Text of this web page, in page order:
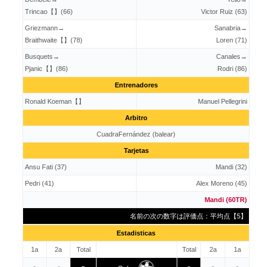
一発退
場
10人の相手に1点返されてしまう問題
Trincao【】(66)
Victor Ruiz (63)
Griezmann→
Braithwaite【】(78)
Sanabria→
Loren (71)
Busquets→
Pjanic【】(86)
Canales→
Rodri (86)
Entrenadores
Ronald Koeman【】 Manuel Pellegrini
Arbitro
CuadraFernández (balear)
Tarjetas
Ansu Fati (37) Mandi (32)
Pedri (41) Alex Moreno (45)
Mandi (60TR)
名前の次の数字は評価点：平均点【5】
Estadisticas
1a 2a Total Total 2a 1a